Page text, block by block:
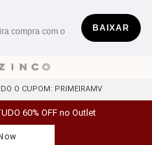
compra com o
BAIXAR
O CUPOM: PRIMEIRAMV
60% OFF no Outlet